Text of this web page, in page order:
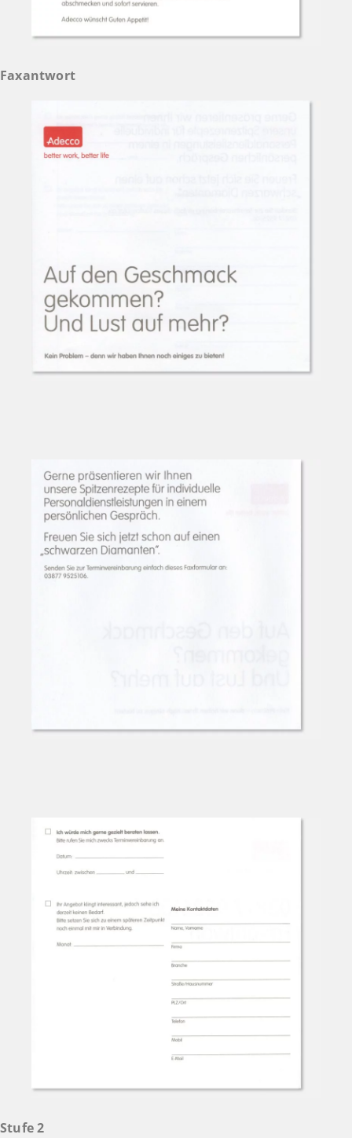
Faxantwort
Stufe 2